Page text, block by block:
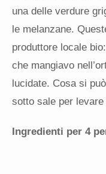
una delle verdure
le melanzane.
produttore locale
che mangiavo
lucidate. Cosa si
sotto sale per
Ingredienti per 4